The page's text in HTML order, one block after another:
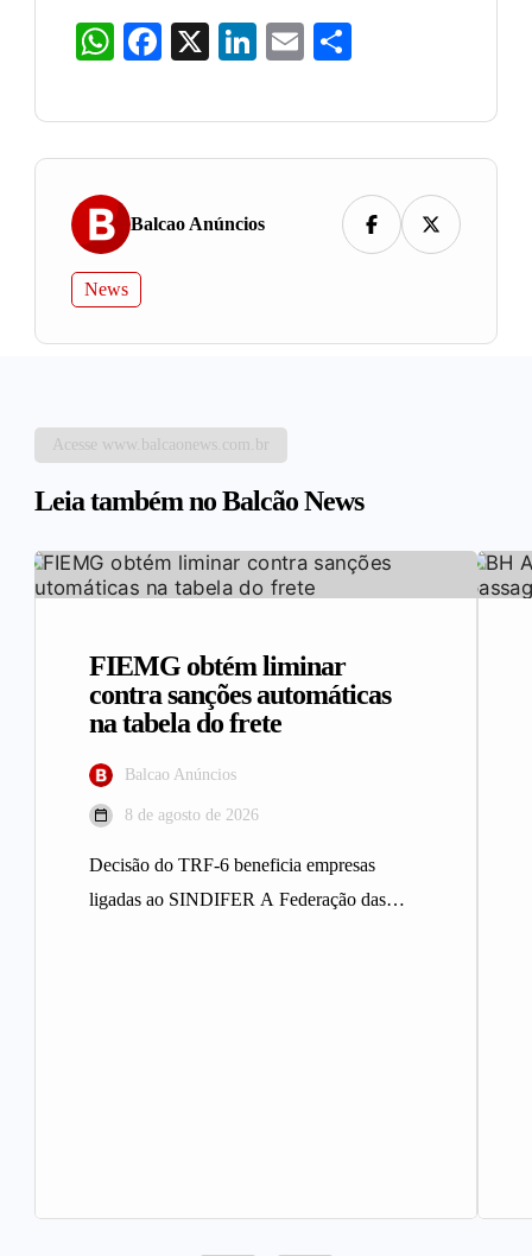
WhatsAppFacebook LinkedIn
Email
Balcao Anúncios
News
Acesse www.balcaonews.com.br
Leia também no Balcão News
FIEMG obtém liminar
contra sanções automáticas
na tabela do frete
Balcao Anúncios
8 de agosto de 2026
Decisão do TRF-6 beneficia empresas
ligadas ao SINDIFER A Federação das